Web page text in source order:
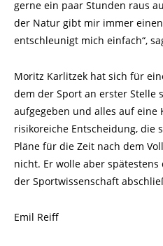
gerne ein paar Stunden raus
der Natur gibt mir immer
entschleunigt mich einfach“,
Moritz Karlitzek hat sich für
dem der Sport an erster Stelle
aufgegeben und alles auf eine
risikoreiche Entscheidung, die
Pläne für die Zeit nach dem
nicht. Er wolle aber
der Sportwissenschaft
Emil Reiff